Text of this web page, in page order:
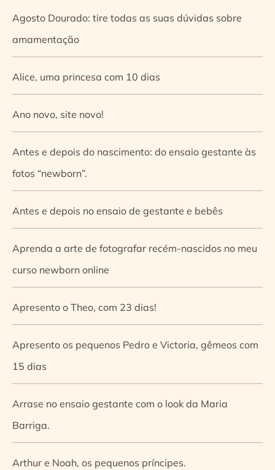
Agosto Dourado: tire todas as suas dúvidas sobre
amamentação
Alice, uma princesa com 10 dias
Ano novo, site novo!
Antes e depois do nascimento: do ensaio gestante às
fotos “newborn”.
Antes e depois no ensaio de gestante e bebês
Aprenda a arte de fotografar recém-nascidos no meu
curso newborn online
Apresento o Theo, com 23 dias!
Apresento os pequenos Pedro e Victoria, gêmeos com
15 dias
Arrase no ensaio gestante com o look da Maria
Barriga.
Arthur e Noah, os pequenos príncipes.